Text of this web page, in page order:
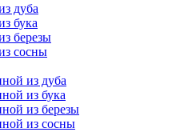
дуба
бука
березы
сосны
из дуба
из бука
из березы
из сосны